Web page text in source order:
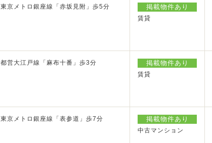
東京メトロ銀座線「赤坂見附」歩5分 掲載物件あり
賃貸
都営大江戸線「麻布十番」歩3分 掲載物件あり
賃貸
東京メトロ銀座線「表参道」歩7分 掲載物件あり
中古マンション